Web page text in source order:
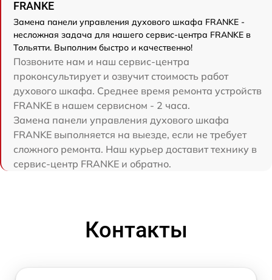
FRANKE
Замена панели управления духового шкафа FRANKE -
несложная задача для нашего сервис-центра FRANKE в
Тольятти. Выполним быстро и качественно!
Позвоните нам и наш сервис-центра
проконсультирует и озвучит стоимость работ
духового шкафа. Среднее время ремонта устройств
FRANKE в нашем сервисном - 2 часа.
Замена панели управления духового шкафа
FRANKE выполняется на выезде, если не требует
сложного ремонта. Наш курьер доставит технику в
сервис-центр FRANKE и обратно.
Контакты